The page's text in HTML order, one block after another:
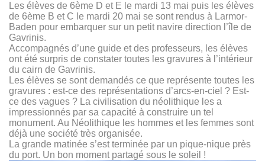
Les élèves de 6ème D et E le mardi 13 mai puis les élèves
de 6ème B et C le mardi 20 mai se sont rendus à Larmor-
Baden pour embarquer sur un petit navire direction l’île de
Gavrinis.
Accompagnés d’une guide et des professeurs, les élèves
ont été surpris de constater toutes les gravures à l’intérieur
du cairn de Gavrinis.
Les élèves se sont demandés ce que représente toutes les
gravures : est-ce des représentations d’arcs-en-ciel ? Est-
ce des vagues ? La civilisation du néolithique les a
impressionnés par sa capacité à construire un tel
monument. Au Néolithique les hommes et les femmes sont
déjà une société très organisée.
La grande matinée s’est terminée par un pique-nique près
du port. Un bon moment partagé sous le soleil !